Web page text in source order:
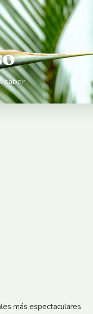
saber
más espectaculares